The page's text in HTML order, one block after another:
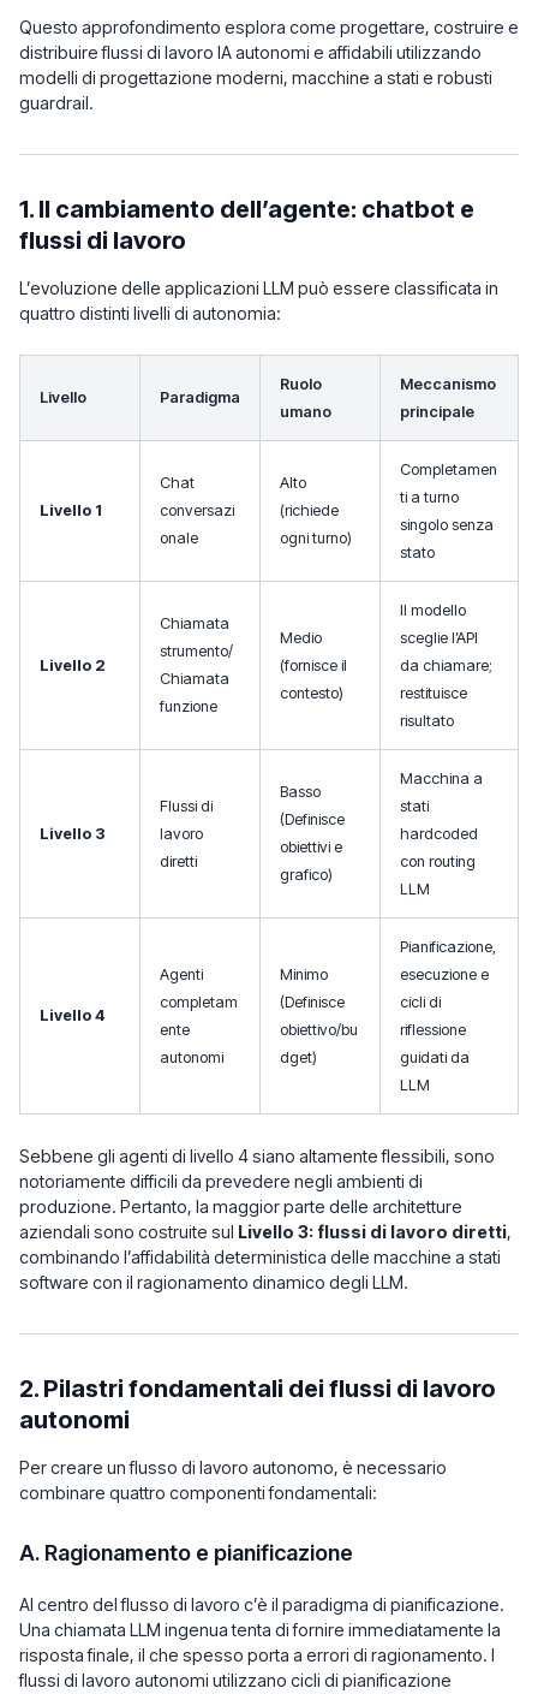
Questo approfondimento esplora come progettare, costruire e
distribuire flussi di lavoro IA autonomi e affidabili utilizzando
modelli di progettazione moderni, macchine a stati e robusti
guardrail.
1. Il cambiamento dell’agente: chatbot e
flussi di lavoro
L’evoluzione delle applicazioni LLM può essere classificata in
quattro distinti livelli di autonomia:
Livello Paradigma
Ruolo
umano
Meccanismo
principale
Livello 1
Chat
conversazi
onale
Alto
(richiede
ogni turno)
Completamen
ti a turno
singolo senza
stato
Livello 2
Chiamata
strumento/
Chiamata
funzione
Medio
(fornisce il
contesto)
Il modello
sceglie l’API
da chiamare;
restituisce
risultato
Livello 3
Flussi di
lavoro
diretti
Basso
(Definisce
obiettivi e
grafico)
Macchina a
stati
hardcoded
con routing
LLM
Livello 4
Agenti
completam
ente
autonomi
Minimo
(Definisce
obiettivo/bu
dget)
Pianificazione,
esecuzione e
cicli di
riflessione
guidati da
LLM
Sebbene gli agenti di livello 4 siano altamente flessibili, sono
notoriamente difficili da prevedere negli ambienti di
produzione. Pertanto, la maggior parte delle architetture
aziendali sono costruite sul Livello 3: flussi di lavoro diretti,
combinando l’affidabilità deterministica delle macchine a stati
software con il ragionamento dinamico degli LLM.
2. Pilastri fondamentali dei flussi di lavoro
autonomi
Per creare un flusso di lavoro autonomo, è necessario
combinare quattro componenti fondamentali:
A. Ragionamento e pianificazione
Al centro del flusso di lavoro c’è il paradigma di pianificazione.
Una chiamata LLM ingenua tenta di fornire immediatamente la
risposta finale, il che spesso porta a errori di ragionamento. I
flussi di lavoro autonomi utilizzano cicli di pianificazione